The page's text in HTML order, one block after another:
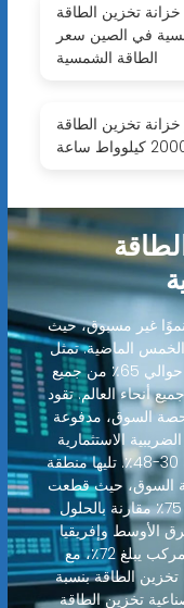
خزانة تخزين الطاقة
في الصين سعر
الطاقة الشمسية
تخزين الطاقة
كيلوواط ساعة
غير مسبوق، حيث
في السنوات الخمس الماضية. تمثل
أنظمة تخزين الطاقة والكهروضوئية الآن حوالي 65٪ من جميع
أنحاء العالم. تقود
وأوروبا بنسبة 62٪ من حصة السوق، مدفوعة
الاستثمارية
التي تقلل التكاليف الإجمالية للنظام بنسبة 30-48٪. تليها منطقة
بنسبة 45٪ من حصة السوق، حيث قطعت
التصاميم المعيارية أوقات التثبيت بنسبة 75٪ مقارنة بالحلول
الأوسط وإفريقيا
أسرع المناطق نموًا بمعدل نمو سنوي مركب يبلغ 72٪، مع
تخزين الطاقة بنسبة
تخزين الطاقة